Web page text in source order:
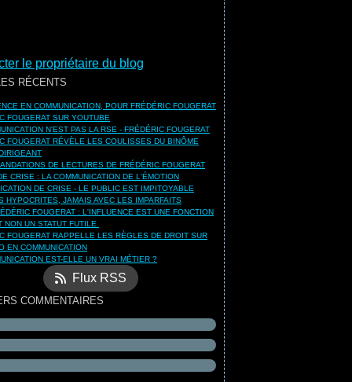
le propriétaire du blog
RÉCENTS
EN COMMUNICATION, POUR FRÉDÉRIC FOUGERAT
FOUGERAT SUR YOUTUBE
N'EST PAS LA RSE - FRÉDÉRIC FOUGERAT
FOUGERAT RÉVÈLE LES COULISSES DU BINÔME
DE LECTURES DE FRÉDÉRIC FOUGERAT
CRISE : LA COMMUNICATION DE L'ÉMOTION
DE CRISE - LE PUBLIC EST IMPITOYABLE
HYPOCRITES, JAMAIS AVEC LES IMPARFAITS
FOUGERAT : L'INFLUENCE EST UNE FONCTION
NON UN STATUT FUTILE
FOUGERAT RAPPELLE LES RÈGLES DE DROIT SUR
EN COMMUNICATION
EST-ELLE UN VRAI MÉTIER ?
Flux RSS
COMMENTAIRES